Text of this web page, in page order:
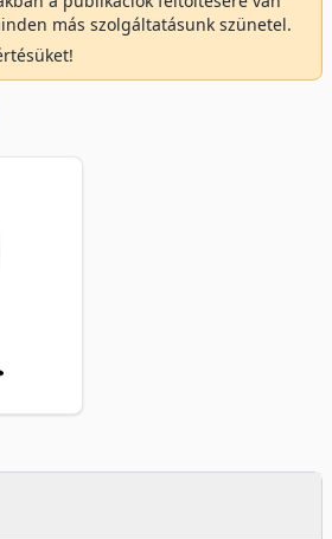
más szolgáltatásunk szünetel.